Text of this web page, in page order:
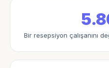
Bir resepsiyon çalışanını